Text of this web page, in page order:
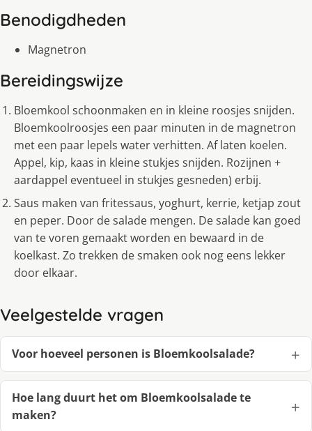
Benodigdheden
Magnetron
Bereidingswijze
Bloemkool schoonmaken en in kleine roosjes snijden.
Bloemkoolroosjes een paar minuten in de magnetron
met een paar lepels water verhitten. Af laten koelen.
Appel, kip, kaas in kleine stukjes snijden. Rozijnen +
aardappel eventueel in stukjes gesneden) erbij.
Saus maken van fritessaus, yoghurt, kerrie, ketjap zout
en peper. Door de salade mengen. De salade kan goed
van te voren gemaakt worden en bewaard in de
koelkast. Zo trekken de smaken ook nog eens lekker
door elkaar.
Veelgestelde vragen
Voor hoeveel personen is Bloemkoolsalade?
Hoe lang duurt het om Bloemkoolsalade te
maken?